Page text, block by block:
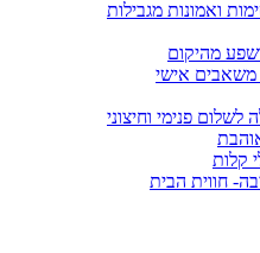
ואמונות מגבילות
מהיקום
משאבים אישי
פנימי וחיצוני
קלות
חווית הבית